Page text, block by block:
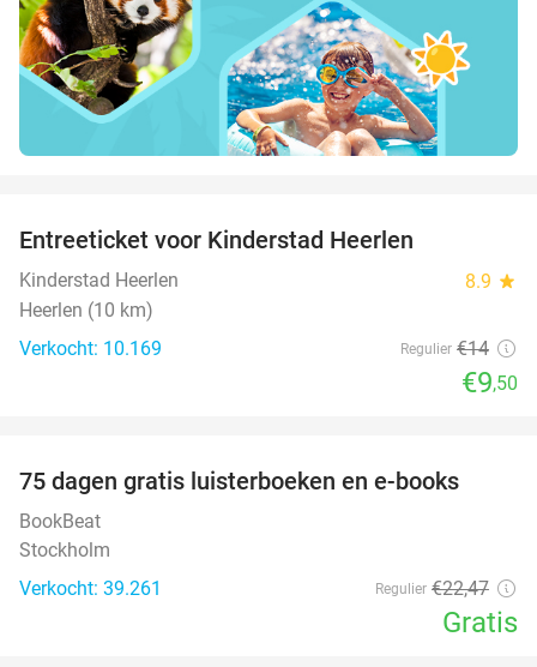
Entreeticket voor Kinderstad Heerlen
Kinderstad Heerlen 8.9 star
Heerlen (10 km)
Verkocht: 10.169
Regulier €14
€9,50
75 dagen gratis luisterboeken en e-books
BookBeat
Stockholm
Verkocht: 39.261
Regulier €22,47
Gratis